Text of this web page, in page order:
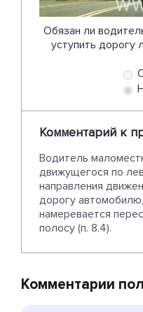
Обязан ли
уступить дорогу
Комментарий к
Водитель
движущегося по
направления
дорогу
намеревается
полосу (п. 8.4).
Комментарии